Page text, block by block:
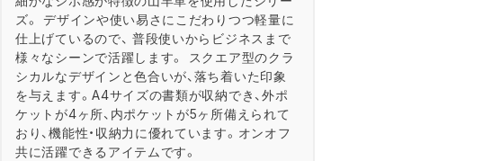
ズ。 デザインや使い易さにこだわりつつ軽量に
仕上げているので、 普段使いからビジネスまで
様々なシーンで活躍します。 スクエア型のクラ
シカルなデザインと色合いが、落ち着いた印象
を与えます。A4サイズの書類が収納でき、外ポ
ケットが4ヶ所、内ポケットが5ヶ所備えられて
おり、機能性・収納力に優れています。オンオフ
共に活躍できるアイテムです。